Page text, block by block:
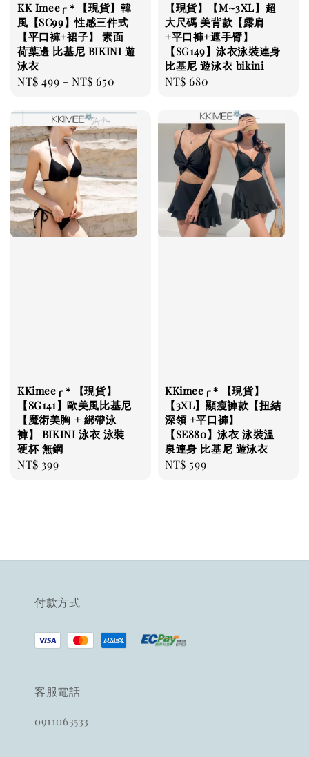
KK Imee╭＊【現貨】韓
風【SC99】性感三件式
【平口褲+裙子】 素面
荷葉邊 比基尼 BIKINI 遊
泳衣
Regular
NT$ 499 -NT$ 650
【現貨】【M~3XL】超
大尺碼 美背款【露肩
+平口褲+遮手臂】
【SG149】泳衣泳裝連身
比基尼 遊泳衣 bikini
Regular
NT$ 680
KKimee╭＊【現貨】
【SG141】歐美風比基尼
【魔術美胸 + 綁帶泳
褲】 BIKINI 泳衣 泳裝
硬杯 無鋼
Regular
NT$ 399
KKimee╭＊【現貨】
【3XL】顯瘦褲款【扭結
深領 +平口褲】
【SE880】泳衣 泳裝溫
泉連身 比基尼 遊泳衣
Regular
NT$ 599
付款方式
客服電話
0911063533